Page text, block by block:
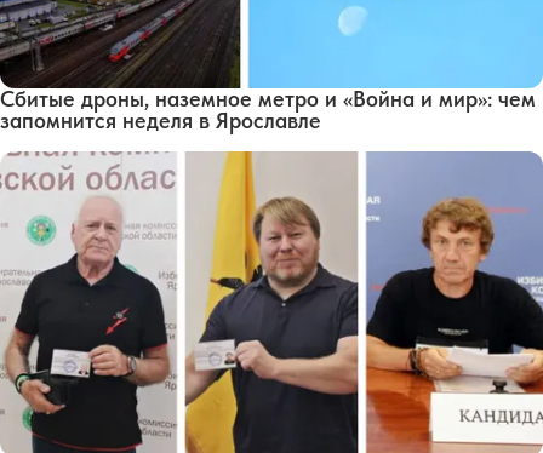
Сбитые дроны, наземное метро и «Война и мир»: чем
запомнится неделя в Ярославле